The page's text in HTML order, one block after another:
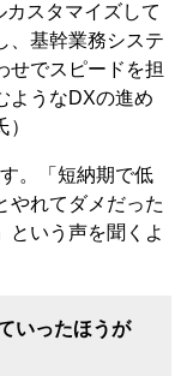
スタマイズして
、基幹業務システ
せでスピードを担
ようなDXの進め
。「短納期で低
やれてダメだった
という声を聞くよ
いったほうが